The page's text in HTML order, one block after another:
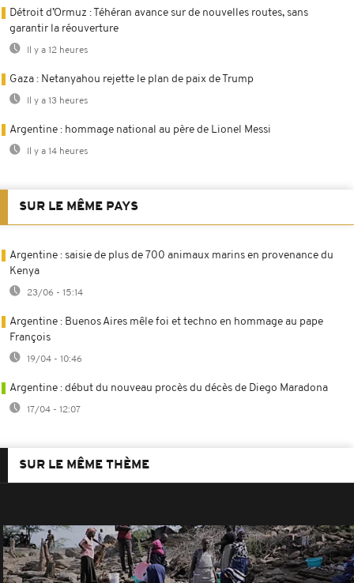
Détroit d’Ormuz : Téhéran avance sur de nouvelles routes, sans
garantir la réouverture
Il y a 12 heures
Gaza : Netanyahou rejette le plan de paix de Trump
Il y a 13 heures
Argentine : hommage national au père de Lionel Messi
Il y a 14 heures
SUR LE MÊME PAYS
Argentine : saisie de plus de 700 animaux marins en provenance du
Kenya
23/06 - 15:14
Argentine : Buenos Aires mêle foi et techno en hommage au pape
François
19/04 - 10:46
Argentine : début du nouveau procès du décès de Diego Maradona
17/04 - 12:07
SUR LE MÊME THÈME